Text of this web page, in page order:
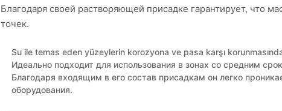
Благодаря своей растворяющей присадке гарантирует, что
точек.
Su ile temas eden yüzeylerin korozyona ve pasa karşı
Идеально подходит для использования в зонах со средним
Благодаря входящим в его состав присадкам он легко
оборудования.